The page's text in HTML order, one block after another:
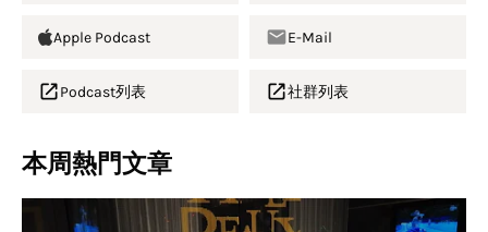
Apple Podcast E-Mail
Podcast列表 社群列表
本周熱門文章